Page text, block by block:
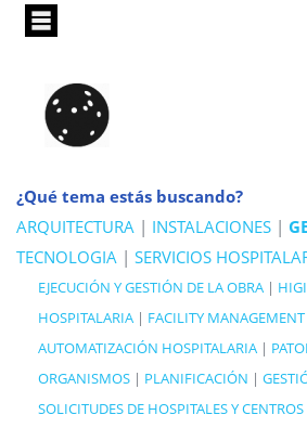
Pasar
principal
¿Qué tema estás buscando?
ARQUITECTURA | INSTALACIONES |
TECNOLOGIA | SERVICIOS
EJECUCIÓN Y GESTIÓN DE LA OBRA |
HOSPITALARIA | FACILITY MANAGEMENT
AUTOMATIZACIÓN HOSPITALARIA |
ORGANISMOS | PLANIFICACIÓN |
SOLICITUDES DE HOSPITALES Y